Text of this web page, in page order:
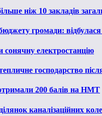
ніж 10 закладів
громади: відбулася
електростанцію
господарство після
200 балів на НМТ
каналізаційних